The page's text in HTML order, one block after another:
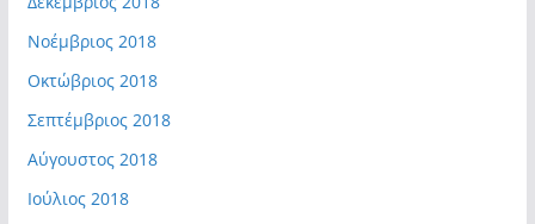
Νοέμβριος 2018
Οκτώβριος 2018
Σεπτέμβριος 2018
Αύγουστος 2018
Ιούλιος 2018